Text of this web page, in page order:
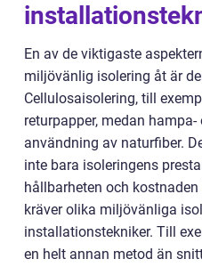
En av de viktigaste
miljövänlig isolering åt är
Cellulosaisolering, till
returpapper, medan
användning av naturfiber.
inte bara isoleringens
hållbarheten och
kräver olika miljövänliga
installationstekniker. Till
en helt annan metod än